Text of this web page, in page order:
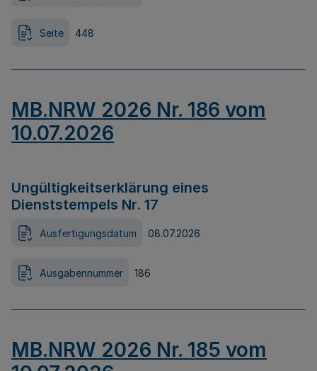
Seite 448
MB.NRW 2026 Nr. 186 vom
10.07.2026
Ungültigkeitserklärung eines
Dienststempels Nr. 17
Ausfertigungsdatum 08.07.2026
Ausgabennummer 186
MB.NRW 2026 Nr. 185 vom